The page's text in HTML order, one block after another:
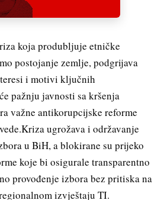
koja produbljuje etničke
postojanje zemlje, podgrijava
i motivi ključnih
pažnju javnosti sa kršenja
važne antikorupcijske reforme
ugrožava i održavanje
u BiH, a blokirane su prijeko
koje bi osigurale transparentno
provođenje izbora bez pritiska na
izvještaju TI.